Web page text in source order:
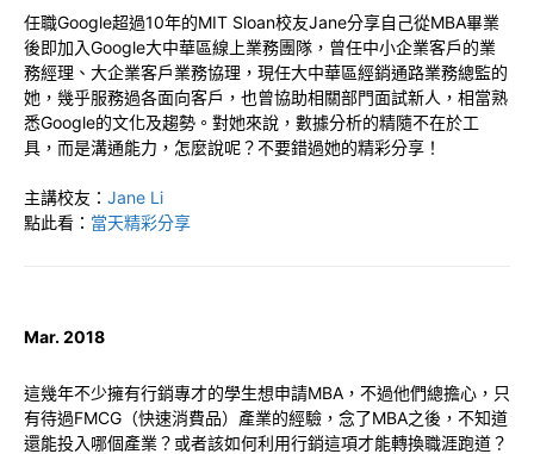
任職Google超過10年的MIT Sloan校友Jane分享自己從MBA畢業
後即加入Google大中華區線上業務團隊，曾任中小企業客戶的業
務經理、大企業客戶業務協理，現任大中華區經銷通路業務總監的
她，幾乎服務過各面向客戶，也曾協助相關部門面試新人，相當熟
悉Google的文化及趨勢。對她來說，數據分析的精隨不在於工
具，而是溝通能力，怎麼說呢？不要錯過她的精彩分享！
主講校友： Jane Li
點此看： 當天精彩分享
Mar. 2018
這幾年不少擁有行銷專才的學生想申請MBA，不過他們總擔心，只
有待過FMCG（快速消費品）產業的經驗，念了MBA之後，不知道
還能投入哪個產業？或者該如何利用行銷這項才能轉換職涯跑道？